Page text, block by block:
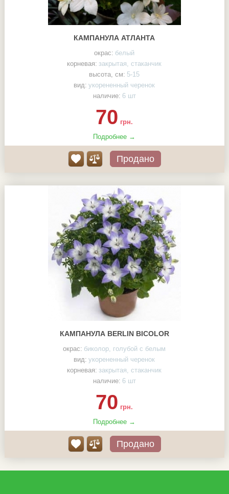
КАМПАНУЛА АТЛАНТА
окрас: белый
корневая: закрытая, стаканчик
высота, см: 5-15
вид: укорененный черенок
наличие: 6 шт
70 грн.
Подробнее →
Продано
КАМПАНУЛА BERLIN BICOLOR
окрас: биколор, голубой с белым
вид: укорененный черенок
корневая: закрытая, стаканчик
наличие: 6 шт
70 грн.
Подробнее →
Продано